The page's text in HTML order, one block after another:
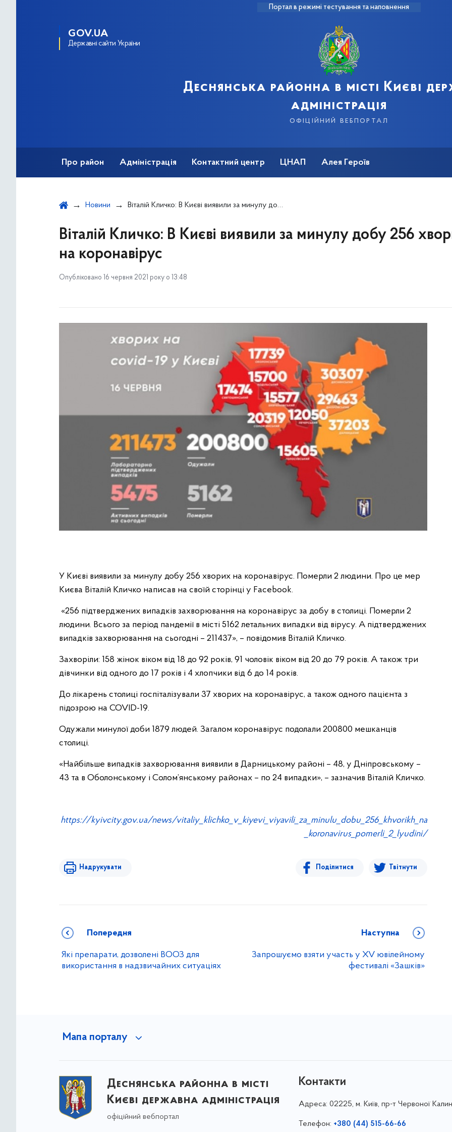
Портал в режимі тестування та наповнення
GOV.UA
Державні сайти України
Деснянська районна в місті Києві
адміністрація
офіційний вебпортал
Про район Адміністрація Контактний центр ЦНАП Алея Героїв
Новини Віталій Кличко: В Києві виявили за минулу добу 256 хворих на коронавірус
Віталій Кличко: В Києві виявили за минулу добу 256
на коронавірус
Опубліковано 16 червня 2021 року о 13:48
У Києві виявили за минулу добу 256 хворих на коронавірус. Померли 2 людини. Про це мер
Києва Віталій Кличко написав на своїй сторінці у Facebook.
«256 підтверджених випадків захворювання на коронавірус за добу в столиці. Померли 2
людини. Всього за період пандемії в місті 5162 летальних випадки від вірусу. А підтверджених
випадків захворювання на сьогодні – 211437», – повідомив Віталій Кличко.
Захворіли: 158 жінок віком від 18 до 92 років, 91 чоловік віком від 20 до 79 років. А також три
дівчинки від одного до 17 років і 4 хлопчики від 6 до 14 років.
До лікарень столиці госпіталізували 37 хворих на коронавірус, а також одного пацієнта з
підозрою на COVID-19.
Одужали минулої доби 1879 людей. Загалом коронавірус подолали 200800 мешканців
столиці.
«Найбільше випадків захворювання виявили в Дарницькому районі – 48, у Дніпровському –
43 та в Оболонському і Солом’янському районах – по 24 випадки», – зазначив Віталій Кличко.
https://kyivcity.gov.ua/news/vitaliy_klichko_v_kiyevi_viyavili_za_minulu_dobu_256_khvorikh_na
_koronavirus_pomerli_2_lyudini/
Надрукувати Поділитися Твітнути
Попередня
Які препарати, дозволені ВООЗ для
використання в надзвичайних ситуаціях
Наступна
Запрошуємо взяти участь у XV ювілейному
фестивалі «Зашків»
Мапа порталу
Деснянська районна в місті
Києві державна адміністрація
офіційний вебпортал
Контакти
Адреса: 02225, м. Київ, пр-т Червоної
Телефон: +380 (44) 515-66-66